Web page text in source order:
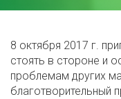
8 октября 2017 г.
стоять в стороне и
проблемам других
благотворительный